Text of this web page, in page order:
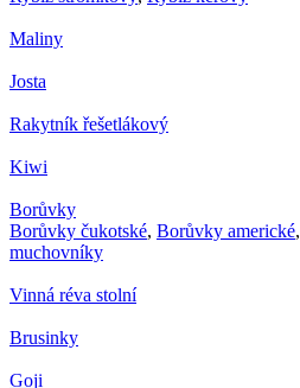
Maliny
Josta
Rakytník řešetlákový
Kiwi
Borůvky
Borůvky čukotské, Borůvky americké,
muchovníky
Vinná réva stolní
Brusinky
Goji